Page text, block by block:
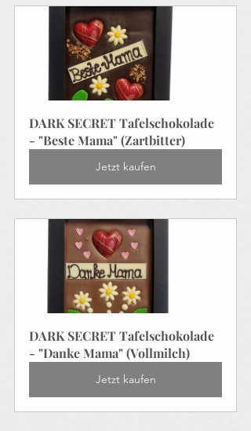
DARK SECRET Tafelschokolade
- "Beste Mama" (Zartbitter)
Jetzt kaufen
DARK SECRET Tafelschokolade
- "Danke Mama" (Vollmilch)
Jetzt kaufen